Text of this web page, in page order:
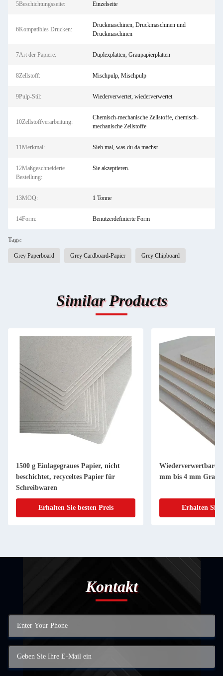
5Beschichtungsseite: Einzelseite
6Kompatibles Drucken:
Druckmaschinen, Druckmaschinen und
Druckmaschinen
7Art der Papiere: Duplexplatten, Graupapierplatten
8Zellstoff: Mischpulp, Mischpulp
9Pulp-Stil: Wiederverwertet, wiederverwertet
10Zellstoffverarbeitung:
Chemisch-mechanische Zellstoffe, chemisch-
mechanische Zellstoffe
11Merkmal: Sieh mal, was du da machst.
12Maßgeschneiderte
Bestellung:
Sie akzeptieren.
13MOQ: 1 Tonne
14Form: Benutzerdefinierte Form
Tags:
Grey Paperboard Grey Cardboard-Papier Grey Chipboard
Similar Products
1500 g Einlagegraues Papier, nicht
beschichtet, recyceltes Papier für
Schreibwaren
Erhalten Sie besten Preis
Wiederverwertbare
mm bis 4 mm
Erhalten Sie
Kontakt